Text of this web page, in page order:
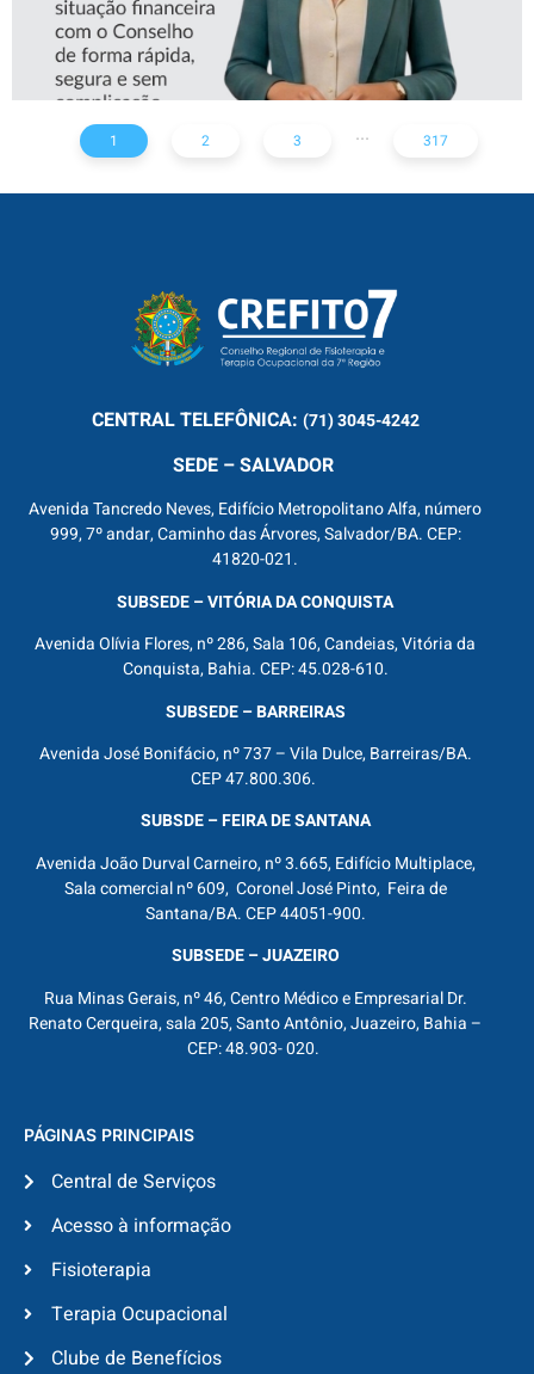
1 2 3 ... 317
CENTRALTELEFÔNICA: (71) 3045-4242
SEDE – SALVADOR
Avenida Tancredo Neves, Edifício Metropolitano Alfa, número
999, 7º andar, Caminho das Árvores, Salvador/BA. CEP:
41820-021.
SUBSEDE – VITÓRIA DA CONQUISTA
Avenida Olívia Flores, nº 286, Sala 106, Candeias, Vitória da
Conquista, Bahia. CEP: 45.028-610.
SUBSEDE – BARREIRAS
Avenida José Bonifácio, nº 737 – Vila Dulce, Barreiras/BA.
CEP 47.800.306.
SUBSDE – FEIRA DE SANTANA
Avenida João Durval Carneiro, nº 3.665, Edifício Multiplace,
Sala comercial nº 609, Coronel José Pinto, Feira de
Santana/BA. CEP 44051-900.
SUBSEDE – JUAZEIRO
Rua Minas Gerais, nº 46, Centro Médico e Empresarial Dr.
Renato Cerqueira, sala 205, Santo Antônio, Juazeiro, Bahia –
CEP: 48.903- 020.
PÁGINAS PRINCIPAIS
Central de Serviços
Acesso à informação
Fisioterapia
Terapia Ocupacional
Clube de Benefícios